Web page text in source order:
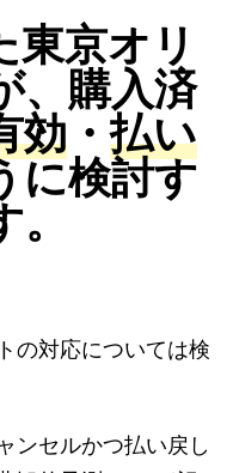
東京オリ
、購入済
効 ・払い
に検討す
の対応については検
ンセルかつ払い戻し